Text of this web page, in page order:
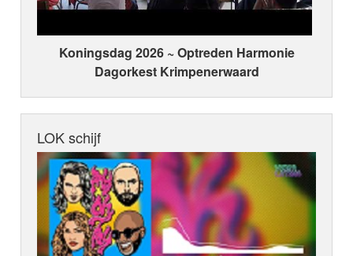
Koningsdag 2026 ~ Optreden Harmonie
Dagorkest Krimpenerwaard
LOK schijf